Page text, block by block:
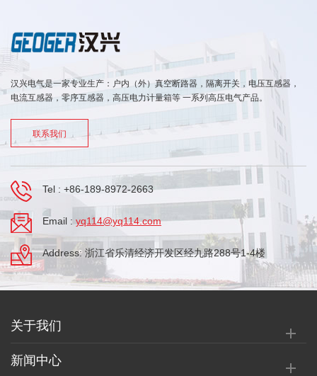
汉兴电气是一家专业生产：户内（外）真空断路器，隔离开关，电压互感器，
电流互感器，零序互感器，高压电力计量箱等 一系列高压电气产品。
联系我们
Tel : +86-189-8972-2663
Email : yq114@yq114.com
Address: 浙江省乐清经济开发区经九路288号1-4楼
关于我们
新闻中心